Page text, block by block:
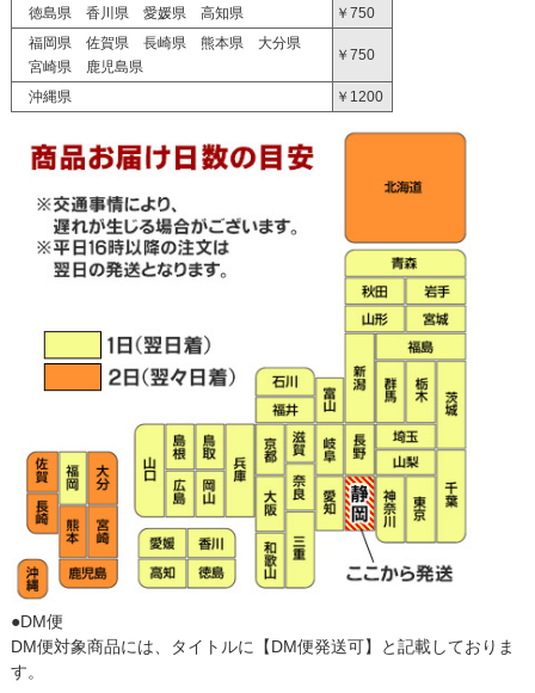
徳島県 香川県 愛媛県 高知県
￥750
福岡県 佐賀県 長崎県 熊本県 大分県
宮崎県 鹿児島県
￥750
沖縄県 ￥1200
●DM便
DM便対象商品には、タイトルに【DM便発送可】と記載しておりま
す。